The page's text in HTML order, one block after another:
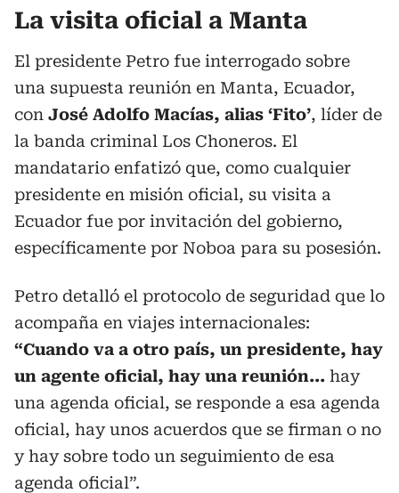
La visita oficial a Manta
El presidente Petro fue interrogado sobre
una supuesta reunión en Manta, Ecuador,
con José Adolfo Macías, alias ‘Fito’, líder de
la banda criminal Los Choneros. El
mandatario enfatizó que, como cualquier
presidente en misión oficial, su visita a
Ecuador fue por invitación del gobierno,
específicamente por Noboa para su posesión.
Petro detalló el protocolo de seguridad que lo
acompaña en viajes internacionales:
“Cuando va a otro país, un presidente, hay
un agente oficial, hay una reunión... hay
una agenda oficial, se responde a esa agenda
oficial, hay unos acuerdos que se firman o no
y hay sobre todo un seguimiento de esa
agenda oficial”.